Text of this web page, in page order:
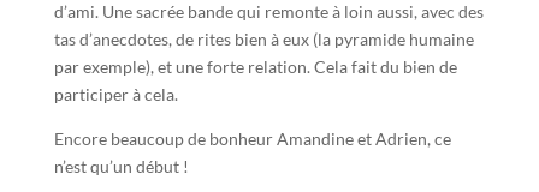
d’ami. Une sacrée bande qui remonte à loin aussi, avec des
tas d’anecdotes, de rites bien à eux (la pyramide humaine
par exemple), et une forte relation. Cela fait du bien de
participer à cela.
Encore beaucoup de bonheur Amandine et Adrien, ce
n’est qu’un début !